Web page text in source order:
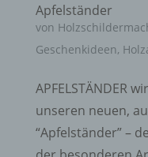
Apfelständer
von
Geschenkideen,
APFELSTÄNDER
unseren neuen,
“Apfelständer” –